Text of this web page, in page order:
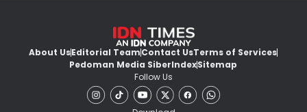
About UsEditorial TeamContact UsTerms of Services
Pedoman Media SiberIndexSitemap
Follow Us